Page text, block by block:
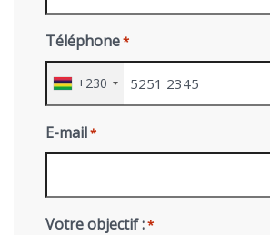
Téléphone*
+230
E-mail*
Votre objectif :*